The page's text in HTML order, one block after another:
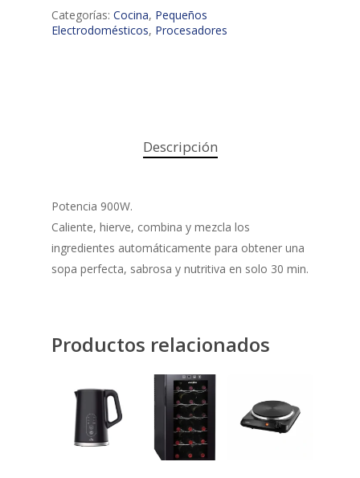
Categorías: Cocina, Pequeños
Electrodomésticos, Procesadores
Descripción
Potencia 900W.
Caliente, hierve, combina y mezcla los
ingredientes automáticamente para obtener una
sopa perfecta, sabrosa y nutritiva en solo 30 min.
Productos relacionados